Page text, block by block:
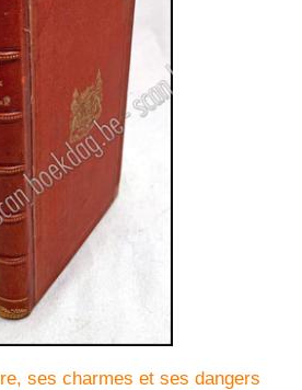
ses charmes et ses dangers